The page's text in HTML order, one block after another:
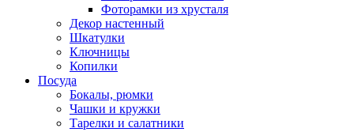
Фоторамки из хрусталя
Декор настенный
Шкатулки
Ключницы
Копилки
Посуда
Бокалы, рюмки
Чашки и кружки
Тарелки и салатники